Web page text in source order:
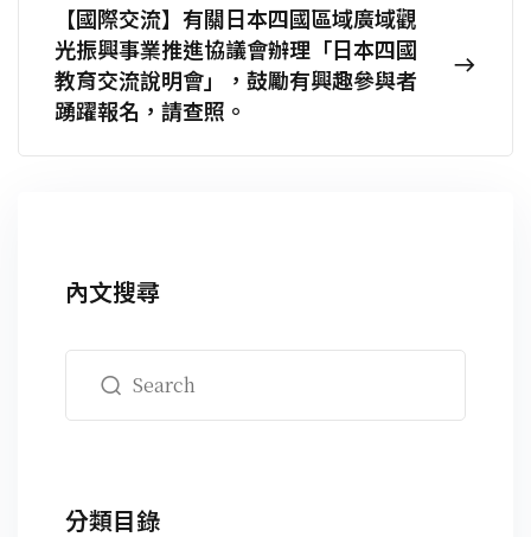
【國際交流】有關日本四國區域廣域觀
光振興事業推進協議會辦理「日本四國
教育交流說明會」，鼓勵有興趣參與者
踴躍報名，請查照。
內文搜尋
分類目錄